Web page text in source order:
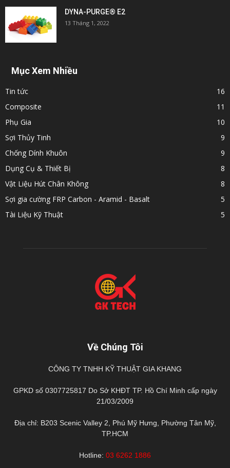
DYNA-PURGE® E2
13 Tháng 1, 2022
Mục Xem Nhiều
Tin tức
16
Composite
11
Phụ Gia
10
Sợi Thủy Tinh
9
Chống Dính Khuôn
9
Dụng Cụ & Thiết Bị
8
Vật Liệu Hút Chân Không
8
Sợi gia cường FRP Carbon - Aramid - Basalt
5
Tài Liệu Kỹ Thuật
5
Về Chúng Tôi
CÔNG TY TNHH KỸ THUẬT GIA KHANG
GPKD số 0307725817 Do Sở KHĐT TP. Hồ Chí Minh cấp ngày
21/03/2009
Địa chỉ: B203 Scenic Valley 2, Phú Mỹ Hưng, Phường Tân Mỹ,
TP.HCM
Hotline: 03 6262 1886